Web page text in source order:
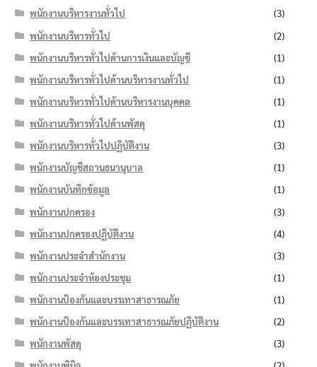
พนักงานบริหารงานทั่วไป
(3)
พนักงานบริหารทั่วไป
(2)
พนักงานบริหารทั่วไปด้านการเงินและบัญชี
(1)
พนักงานบริหารทั่วไปด้านบริหารงานทั่วไป
(1)
พนักงานบริหารทั่วไปด้านบริหารงานบุคคล
(1)
พนักงานบริหารทั่วไปด้านพัสดุ
(1)
พนักงานบริหารทั่วไปปฏิบัติงาน
(3)
พนักงานบัญชีสถานธนานุบาล
(1)
พนักงานบันทึกข้อมูล
(1)
พนักงานปกครอง
(3)
พนักงานปกครองปฏิบัติงาน
(4)
พนักงานประจำสำนักงาน
(3)
พนักงานประจำห้องประชุม
(1)
พนักงานป้องกันและบรรเทาสาธารณภัย
(1)
พนักงานป้องกันและบรรเทาสาธารณภัยปฏิบัติงาน
(2)
พนักงานพัสดุ
(3)